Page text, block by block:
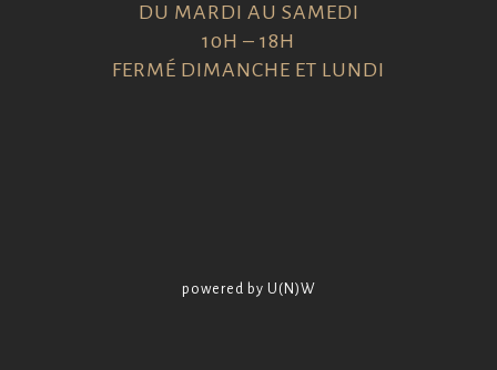
DU MARDI AU SAMEDI
10H – 18H
FERMÉ DIMANCHE ET LUNDI
powered by U(N)W